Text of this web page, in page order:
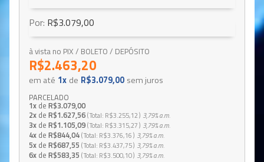
Por: R$3.079,00
à vista no PIX / BOLETO / DEPÓSITO
R$2.463,20
em até 1x de R$3.079,00 sem juros
PARCELADO
1x de R$3.079,00
2x de R$1.627,56 Total R$3.255,12 3,79%a.m.
3x de R$1.105,09 Total R$3.315,27 3,79%a.m.
4x de R$844,04 Total R$3.376,16 3,79%a.m.
5x de R$687,55 Total R$3.437,75 3,79%a.m.
6x de R$583,35 Total R$3.500,10 3,79%a.m.